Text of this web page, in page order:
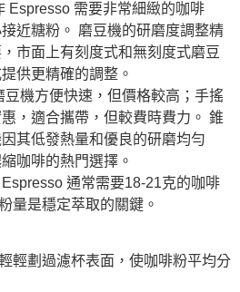
Espresso 需要非常細緻的咖啡
近糖粉。 磨豆機的研磨度調整精
市面上有刻度式和無刻度式磨豆
供更精確的調整。
豆機方便快速，但價格較高；手搖
，適合攜帶，但較費時費力。 錐
其低發熱量和優良的研磨均勻
咖啡的熱門選擇。
通常需要18-21克的咖啡
量是穩定萃取的關鍵。
輕劃過濾杯表面，使咖啡粉平均分